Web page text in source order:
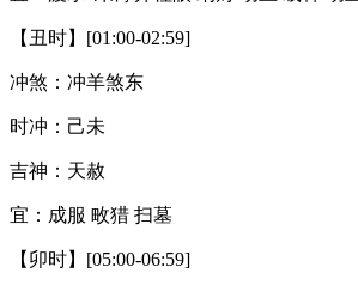
【丑时】[01:00-02:59]
冲煞：冲羊煞东
时冲：己未
吉神：天赦
宜：成服 畋猎 扫墓
【卯时】[05:00-06:59]